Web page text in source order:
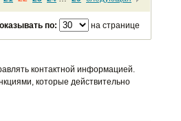
по: на странице
контактной информацией.
которые действительно